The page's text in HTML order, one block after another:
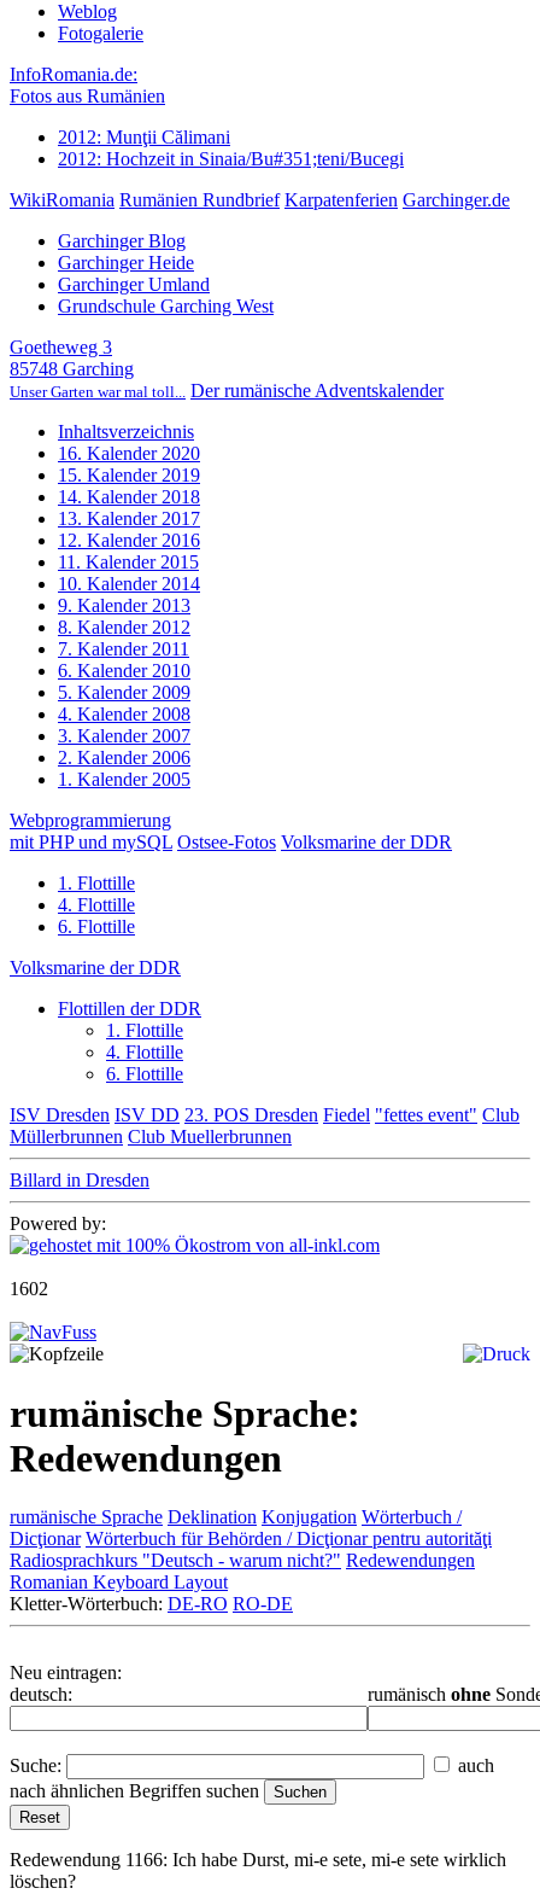
Weblog
Fotogalerie
InfoRomania.de:
Fotos aus Rumänien
2012: Munţii Călimani
2012: Hochzeit in Sinaia/Bu#351;teni/Bucegi
WikiRomania Rumänien Rundbrief Karpatenferien Garchinger.de
Garchinger Blog
Garchinger Heide
Garchinger Umland
Grundschule Garching West
Goetheweg 3
85748 Garching
Unser Garten war mal toll... Der rumänische Adventskalender
Inhaltsverzeichnis
16. Kalender 2020
15. Kalender 2019
14. Kalender 2018
13. Kalender 2017
12. Kalender 2016
11. Kalender 2015
10. Kalender 2014
9. Kalender 2013
8. Kalender 2012
7. Kalender 2011
6. Kalender 2010
5. Kalender 2009
4. Kalender 2008
3. Kalender 2007
2. Kalender 2006
1. Kalender 2005
Webprogrammierung
mit PHP und mySQL Ostsee-Fotos Volksmarine der DDR
1. Flottille
4. Flottille
6. Flottille
Volksmarine der DDR
Flottillen der DDR
1. Flottille
4. Flottille
6. Flottille
ISV Dresden ISV DD 23. POS Dresden Fiedel "fettes event" Club
Müllerbrunnen Club Muellerbrunnen
Billard in Dresden
Powered by:
1602
rumänische Sprache:
Redewendungen
rumänische Sprache Deklination Konjugation Wörterbuch /
Dicţionar Wörterbuch für Behörden / Dicţionar pentru autorităţi
Radiosprachkurs "Deutsch - warum nicht?" Redewendungen
Romanian Keyboard Layout
Kletter-Wörterbuch: DE-RO RO-DE
Neu eintragen:
deutsch:
rumänisch ohne
Suche:
auch
nach ähnlichen Begriffen suchen
Redewendung 1166: Ich habe Durst, mi-e sete, mi-e sete wirklich
löschen?